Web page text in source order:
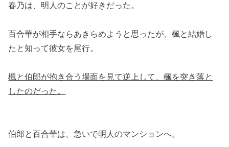
春乃は、明人のことが好きだった。
百合華が相手ならあきらめようと思ったが、楓と結婚し
たと知って彼女を尾行。
楓と伯郎が抱き合う場面を見て逆上して、楓を突き落と
したのだった。
伯郎と百合華は、急いで明人のマンションへ。